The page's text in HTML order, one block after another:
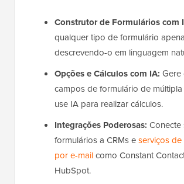
Construtor de Formulários com
qualquer tipo de formulário
descrevendo-o em linguagem
Opções e Cálculos com IA: Gere
campos de formulário de
use IA para realizar cálculos.
Integrações Poderosas: Conecte
formulários a CRMs eserviços
por e-mailcomo Constant
HubSpot.